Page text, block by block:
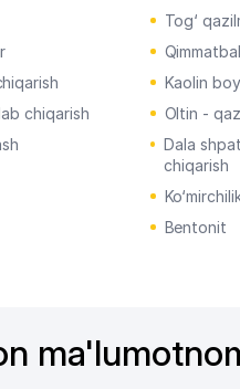
Tog‘
Kaolin
chiqarish
Oltin -
Dala
chiqarish
Bentonit